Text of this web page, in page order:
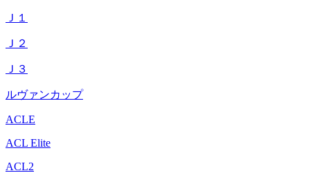
Ｊ１
Ｊ２
Ｊ３
ルヴァンカップ
ACLE
ACL Elite
ACL2